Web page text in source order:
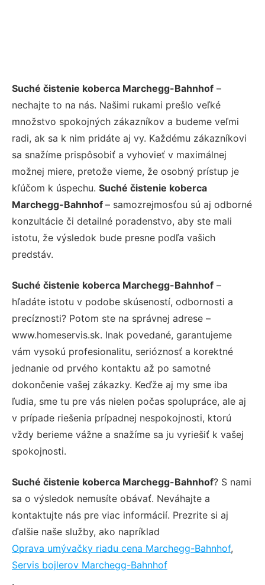
Suché čistenie koberca Marchegg-Bahnhof –
nechajte to na nás. Našimi rukami prešlo veľké
množstvo spokojných zákazníkov a budeme veľmi
radi, ak sa k nim pridáte aj vy. Každému zákazníkovi
sa snažíme prispôsobiť a vyhovieť v maximálnej
možnej miere, pretože vieme, že osobný prístup je
kľúčom k úspechu. Suché čistenie koberca
Marchegg-Bahnhof – samozrejmosťou sú aj odborné
konzultácie či detailné poradenstvo, aby ste mali
istotu, že výsledok bude presne podľa vašich
predstáv.
Suché čistenie koberca Marchegg-Bahnhof –
hľadáte istotu v podobe skúseností, odbornosti a
precíznosti? Potom ste na správnej adrese –
www.homeservis.sk. Inak povedané, garantujeme
vám vysokú profesionalitu, serióznosť a korektné
jednanie od prvého kontaktu až po samotné
dokončenie vašej zákazky. Keďže aj my sme iba
ľudia, sme tu pre vás nielen počas spolupráce, ale aj
v prípade riešenia prípadnej nespokojnosti, ktorú
vždy berieme vážne a snažíme sa ju vyriešiť k vašej
spokojnosti.
Suché čistenie koberca Marchegg-Bahnhof? S nami
sa o výsledok nemusíte obávať. Neváhajte a
kontaktujte nás pre viac informácií. Prezrite si aj
ďalšie naše služby, ako napríklad
Oprava umývačky riadu cena Marchegg-Bahnhof,
Servis bojlerov Marchegg-Bahnhof
.